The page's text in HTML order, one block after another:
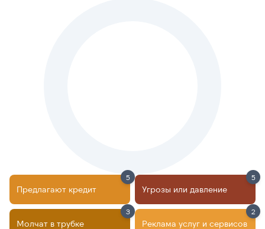
Предлагают кредит
5
Угрозы или давление
5
Молчат в трубке
3
Реклама услуг и сервисов
2